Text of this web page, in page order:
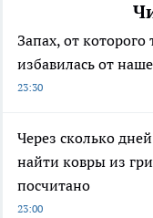
Запах, от которого
избавилась от
23:30
Через сколько
найти ковры из
посчитано
23:00